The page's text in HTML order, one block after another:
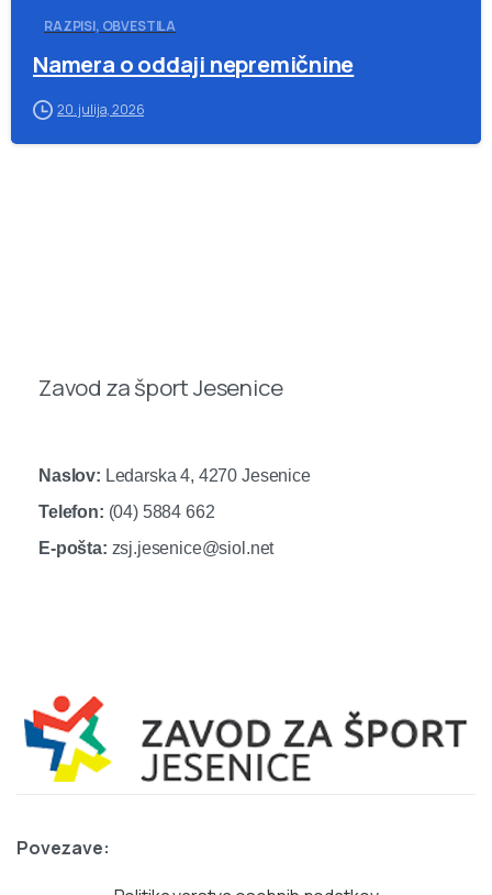
RAZPISI, OBVESTILA
Namera o oddaji nepremičnine
20. julija, 2026
Zavod za šport Jesenice
Naslov: Ledarska 4, 4270 Jesenice
Telefon: (04) 5884 662
E-pošta: zsj.jesenice@siol.net
Povezave: